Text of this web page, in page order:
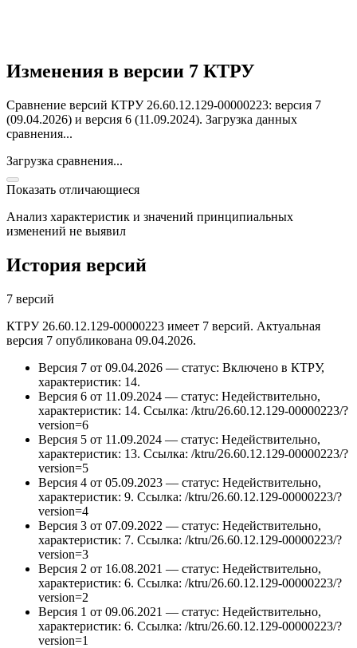
Изменения в версии 7 КТРУ
Сравнение версий КТРУ 26.60.12.129-00000223: версия 7
(09.04.2026) и версия 6 (11.09.2024). Загрузка данных
сравнения...
Загрузка сравнения...
Показать отличающиеся
Анализ характеристик и значений принципиальных
изменений не выявил
История версий
7 версий
КТРУ 26.60.12.129-00000223 имеет 7 версий. Актуальная
версия 7 опубликована 09.04.2026.
Версия 7 от 09.04.2026 — статус: Включено в КТРУ,
характеристик: 14.
Версия 6 от 11.09.2024 — статус: Недействительно,
характеристик: 14. Ссылка: /ktru/26.60.12.129-00000223/?
version=6
Версия 5 от 11.09.2024 — статус: Недействительно,
характеристик: 13. Ссылка: /ktru/26.60.12.129-00000223/?
version=5
Версия 4 от 05.09.2023 — статус: Недействительно,
характеристик: 9. Ссылка: /ktru/26.60.12.129-00000223/?
version=4
Версия 3 от 07.09.2022 — статус: Недействительно,
характеристик: 7. Ссылка: /ktru/26.60.12.129-00000223/?
version=3
Версия 2 от 16.08.2021 — статус: Недействительно,
характеристик: 6. Ссылка: /ktru/26.60.12.129-00000223/?
version=2
Версия 1 от 09.06.2021 — статус: Недействительно,
характеристик: 6. Ссылка: /ktru/26.60.12.129-00000223/?
version=1